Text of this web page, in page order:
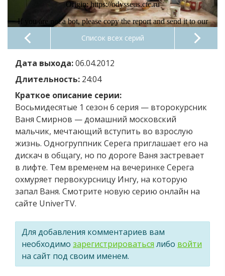
Список всех серий
Дата выхода:06.04.2012
Длительность: 24:04
Краткое описание серии:
Восьмидесятые 1 сезон 6 серия — второкурсник
Ваня Смирнов — домашний московский
мальчик, мечтающий вступить во взрослую
жизнь. Одногруппник Серега приглашает его на
дискач в общагу, но по дороге Ваня застревает
в лифте. Тем временем на вечеринке Серега
охмуряет первокурсницу Ингу, на которую
запал Ваня. Смотрите новую серию онлайн на
сайте UniverTV.
Для добавления комментариев вам
необходимо зарегистрироваться либо войти
на сайт под своим именем.